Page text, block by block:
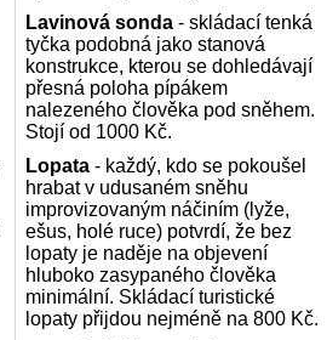
Lavinová sonda - skládací tenká
tyčka podobná jako stanová
konstrukce, kterou se dohledávají
přesná poloha pípákem
nalezeného člověka pod sněhem.
Stojí od 1000 Kč.
Lopata - každý, kdo se pokoušel
hrabat v udusaném sněhu
improvizovaným náčiním (lyže,
ešus, holé ruce) potvrdí, že bez
lopaty je naděje na objevení
hluboko zasypaného člověka
minimální. Skládací turistické
lopaty přijdou nejméně na 800 Kč.